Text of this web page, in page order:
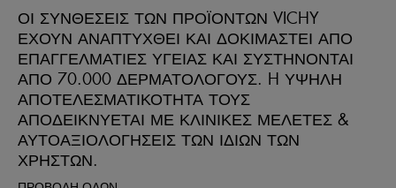
ΟΙ ΣΥΝΘΕΣΕΙΣ ΤΩΝ ΠΡΟΪΟΝΤΩΝ VICHY
ΕΧΟΥΝ ΑΝΑΠΤΥΧΘΕΙ ΚΑΙ ΔΟΚΙΜΑΣΤΕΙ ΑΠΟ
ΕΠΑΓΓΕΛΜΑΤΙΕΣ ΥΓΕΙΑΣ ΚΑΙ ΣΥΣΤΗΝΟΝΤΑΙ
ΑΠΟ 70.000 ΔΕΡΜΑΤΟΛΟΓΟΥΣ. H ΥΨΗΛΗ
ΑΠΟΤΕΛΕΣΜΑΤΙΚΟΤΗΤΑ ΤΟΥΣ
ΑΠΟΔΕΙΚΝΥΕΤΑΙ ΜΕ ΚΛΙΝΙΚΕΣ ΜΕΛΕΤΕΣ &
ΑΥΤΟΑΞΙΟΛΟΓΗΣΕΙΣ ΤΩΝ ΙΔΙΩΝ ΤΩΝ
ΧΡΗΣΤΩΝ​.